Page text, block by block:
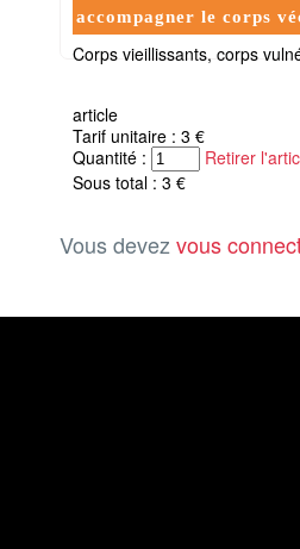
accompagner le corps
Corps vieillissants, corps
article
Tarif unitaire : 3 €
Quantité :
Retirer
Sous total : 3 €
Vous devez vous